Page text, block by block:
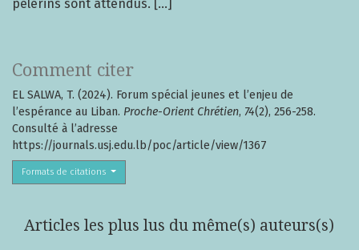
Comment citer
EL SALWA, T. (2024). Forum spécial jeunes et l’enjeu de
l’espérance au Liban. Proche-Orient Chrétien, 74(2), 256-258.
Consulté à l’adresse
https://journals.usj.edu.lb/poc/article/view/1367
Formats de citations
pèlerins sont attendus. [...]
Articles les plus lus du même(s) auteurs(s)